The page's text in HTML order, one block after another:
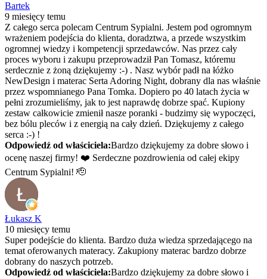
Bartek
9 miesięcy temu
Z całego serca polecam Centrum Sypialni. Jestem pod ogromnym
wrażeniem podejścia do klienta, doradztwa, a przede wszystkim
ogromnej wiedzy i kompetencji sprzedawców. Nas przez cały
proces wyboru i zakupu przeprowadził Pan Tomasz, któremu
serdecznie z żoną dziękujemy :-) . Nasz wybór padł na łóżko
NewDesign i materac Serta Adoring Night, dobrany dla nas właśnie
przez wspomnianego Pana Tomka. Dopiero po 40 latach życia w
pełni zrozumieliśmy, jak to jest naprawdę dobrze spać. Kupiony
zestaw całkowicie zmienił nasze poranki - budzimy się wypoczęci,
bez bólu pleców i z energią na cały dzień. Dziękujemy z całego
serca :-) !
Odpowiedź od właściciela:Bardzo dziękujemy za dobre słowo i
ocenę naszej firmy! ❤️ Serdeczne pozdrowienia od całej ekipy
Centrum Sypialni! 🫡
Łukasz K
10 miesięcy temu
Super podejście do klienta. Bardzo duża wiedza sprzedającego na
temat oferowanych materacy. Zakupiony materac bardzo dobrze
dobrany do naszych potrzeb.
Odpowiedź od właściciela:Bardzo dziękujemy za dobre słowo i